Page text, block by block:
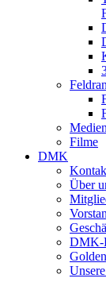
Filme
DMK
Über
DMK-